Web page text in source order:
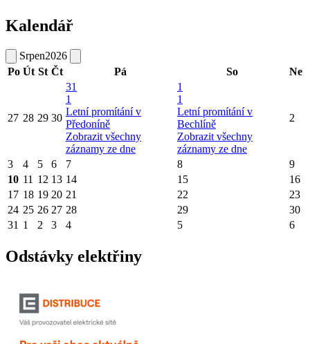
Kalendář
Srpen2026
Po Út St Čt Pá So Ne
27 28 29 30
31
1
Letní promítání v
Předoníně
Zobrazit všechny
záznamy ze dne
1
1
Letní promítání v
Bechlíně
Zobrazit všechny
záznamy ze dne
2
3 4 5 6 7 8
9
10 11 12 13 14 15
16
17 18 19 20 21 22
23
24 25 26 27 28 29
30
31 1 2 3 4 5 6
Odstávky elektřiny